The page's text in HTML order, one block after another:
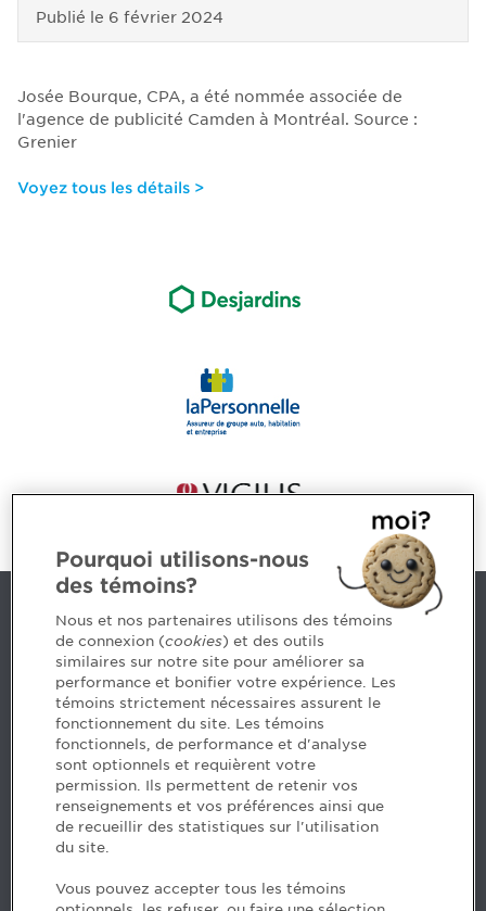
Publié le 6 février 2024
Josée Bourque, CPA, a été nommée associée de
l'agence de publicité Camden à Montréal. Source :
Grenier
Voyez tous les détails >
Nous joindre
5, Place Ville Marie, bureau 800, Montréal (Québec)
H3B 2G2
www.cpaquebec.ca
Des questions? Faites appel à notre équipe >
Envie de mettre de l’Ordre dans votre carrière? Voyez
les postes disponibles >
Facebook - Devenir CPA
Pourquoi utilisons-nous
des témoins?
Nous et nos partenaires utilisons des témoins
de connexion (cookies) et des outils
similaires sur notre site pour améliorer sa
performance et bonifier votre expérience. Les
témoins strictement nécessaires assurent le
fonctionnement du site. Les témoins
fonctionnels, de performance et d'analyse
sont optionnels et requièrent votre
permission. Ils permettent de retenir vos
renseignements et vos préférences ainsi que
de recueillir des statistiques sur l'utilisation
du site.
Vous pouvez accepter tous les témoins